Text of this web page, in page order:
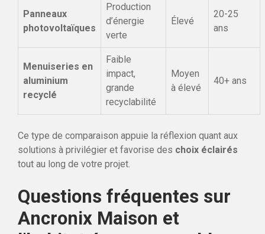
Panneaux
photovoltaïques
Production
d’énergie
verte
Élevé
20-25
ans
Menuiseries en
aluminium
recyclé
Faible
impact,
grande
recyclabilité
Moyen
à élevé
40+ ans
Ce type de comparaison appuie la réflexion quant aux
solutions à privilégier et favorise des choix éclairés
tout au long de votre projet.
Questions fréquentes sur
Ancronix Maison et